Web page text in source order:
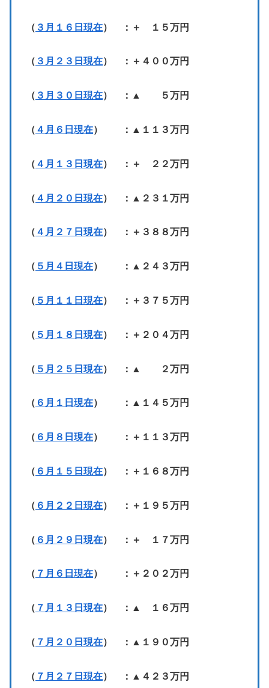
（ ３月１６日現在） ：＋ １５万円
（ ３月２３日現在） ：＋４００万円
（ ３月３０日現在） ：▲ ５万円
（ ４月６日現在） ：▲１１３万円
（ ４月１３日現在） ：＋ ２２万円
（ ４月２０日現在） ：▲２３１万円
（ ４月２７日現在） ：＋３８８万円
（ ５月４日現在） ：▲２４３万円
（ ５月１１日現在） ：＋３７５万円
（ ５月１８日現在） ：＋２０４万円
（ ５月２５日現在） ：▲ ２万円
（ ６月１日現在） ：▲１４５万円
（ ６月８日現在） ：＋１１３万円
（ ６月１５日現在） ：＋１６８万円
（ ６月２２日現在） ：＋１９５万円
（ ６月２９日現在） ：＋ １７万円
（ ７月６日現在） ：＋２０２万円
（ ７月１３日現在） ：▲ １６万円
（ ７月２０日現在） ：▲１９０万円
（ ７月２７日現在） ：▲４２３万円